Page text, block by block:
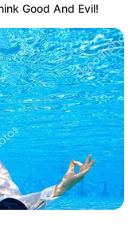
Good And Evil!